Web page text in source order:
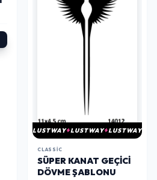
LUSTWAY LUSTWAY LUSTWAY
CLASSIC
SÜPER KANAT GEÇICI
DÖVME ŞABLONU